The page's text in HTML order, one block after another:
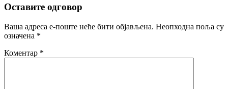
Оставите одговор
Ваша адреса е-поште неће бити објављена. Неопходна поља су
означена *
Коментар *